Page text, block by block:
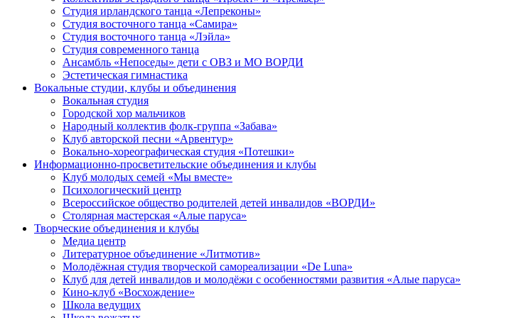
Студия ирландского танца «Лепреконы»
Студия восточного танца «Самира»
Студия восточного танца «Лэйла»
Студия современного танца
Ансамбль «Непоседы» дети с ОВЗ и МО ВОРДИ
Эстетическая гимнастика
Вокальные студии, клубы и объединения
Вокальная студия
Городской хор мальчиков
Народный коллектив фолк-группа «Забава»
Клуб авторской песни «Арвентур»
Вокально-хореографическая студия «Потешки»
Информационно-просветительские объединения и клубы
Клуб молодых семей «Мы вместе»
Психологический центр
Всероссийское общество родителей детей инвалидов «ВОРДИ»
Столярная мастерская «Алые паруса»
Творческие объединения и клубы
Медиа центр
Литературное объединение «Литмотив»
Молодёжная студия творческой самореализации «De Luna»
Клуб для детей инвалидов и молодёжи с особенностями развития «Алые паруса»
Кино-клуб «Восхождение»
Школа ведущих